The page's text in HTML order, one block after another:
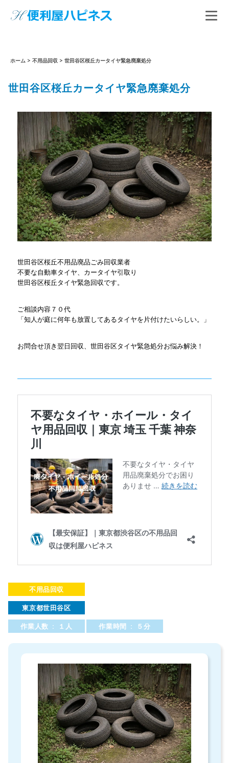
ホーム > 不用品回収 > 世田谷区桜丘カータイヤ緊急廃棄処分
世田谷区桜丘カータイヤ緊急廃棄処分
世田谷区桜丘不用品廃品ごみ回収業者
不要な自動車タイヤ、カータイヤ引取り
世田谷区桜丘タイヤ緊急回収です。
ご相談内容７０代
「知人が庭に何年も放置してあるタイヤを片付けたいらしい。」
お問合せ頂き翌日回収、世田谷区タイヤ緊急処分お悩み解決！
不用品回収
東京都世田谷区
作業人数 : １人
作業時間 : ５分